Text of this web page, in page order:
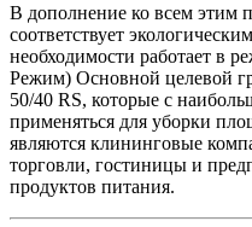
В дополнение ко всем этим
соответствует
необходимости работает в
Режим) Основной целевой
50/40 RS, которые с
применяться для уборки
являются клининговые
торговли, гостиницы и
продуктов питания.